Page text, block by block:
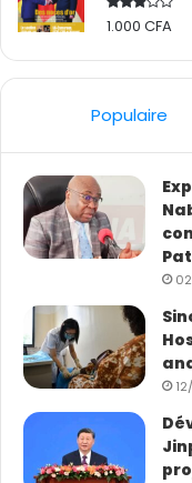
Rated
1.000 CFA
Populaire